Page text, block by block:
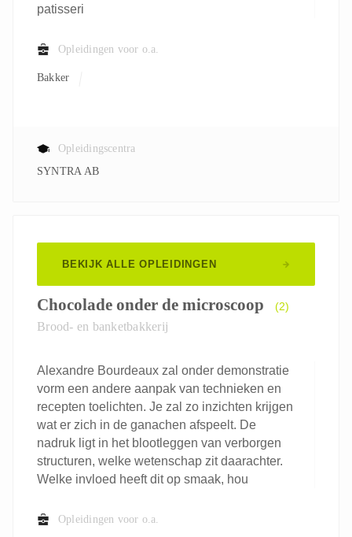
patisseri
Opleidingen voor o.a.
Bakker
Opleidingscentra
SYNTRA AB
BEKIJK ALLE OPLEIDINGEN
Chocolade onder de microscoop (2)
Brood- en banketbakkerij
Alexandre Bourdeaux zal onder demonstratie
vorm een andere aanpak van technieken en
recepten toelichten. Je zal zo inzichten krijgen
wat er zich in de ganachen afspeelt. De
nadruk ligt in het blootleggen van verborgen
structuren, welke wetenschap zit daarachter.
Welke invloed heeft dit op smaak, hou
Opleidingen voor o.a.